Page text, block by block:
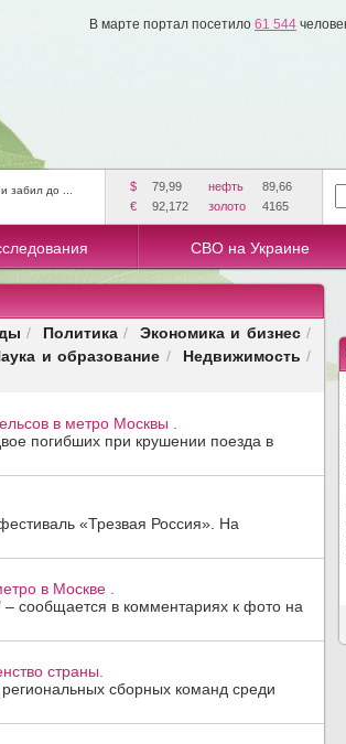
В марте портал посетило 61 544
забил до ...
$ 79,99 нефть
89,66
€
92,172 золото 4165
СВО на Украине
/ Политика / Экономика и бизнес/
и образование / Недвижимость /
в метро Москвы .
погибших при крушении поезда в
«Трезвая Россия». На
в Москве .
– сообщается в комментариях к фото на
страны.
сборных команд среди